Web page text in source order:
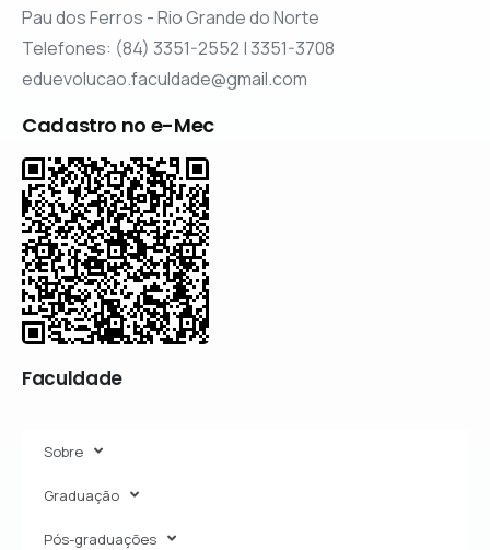
Pau dos Ferros - Rio Grande do Norte
Telefones: (84) 3351-2552 | 3351-3708
eduevolucao.faculdade@gmail.com
Cadastro no e-Mec
Faculdade
Sobre
Graduação
Pós-graduações